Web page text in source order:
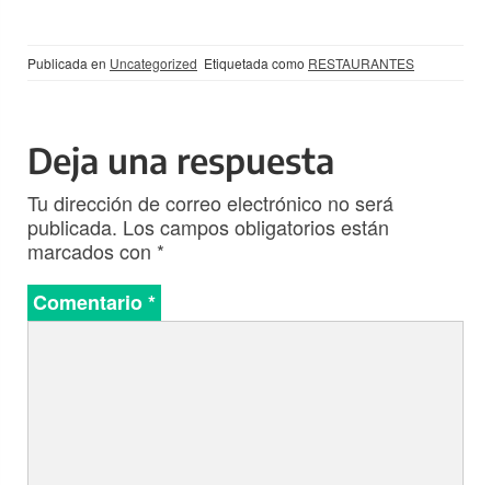
Publicada en Uncategorized Etiquetada como RESTAURANTES
Deja una respuesta
Tu dirección de correo electrónico no será
publicada. Los campos obligatorios están
marcados con *
Comentario*